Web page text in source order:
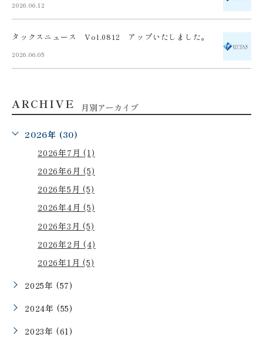
2026.06.12
タックスニュース Vol.0812 アップいたしました。
2026.06.05
ARCHIVE 月別アーカイブ
2026年 (30)
2026年7月 (1)
2026年6月 (5)
2026年5月 (5)
2026年4月 (5)
2026年3月 (5)
2026年2月 (4)
2026年1月 (5)
2025年 (57)
2024年 (55)
2023年 (61)